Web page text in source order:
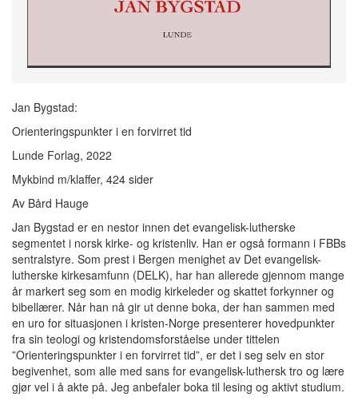
Jan Bygstad:
Orienteringspunkter i en forvirret tid
Lunde Forlag, 2022
Mykbind m/klaffer, 424 sider
Av Bård Hauge
Jan Bygstad er en nestor innen det evangelisk-lutherske
segmentet i norsk kirke- og kristenliv. Han er også formann i FBBs
sentralstyre. Som prest i Bergen menighet av Det evangelisk-
lutherske kirkesamfunn (DELK), har han allerede gjennom mange
år markert seg som en modig kirkeleder og skattet forkynner og
bibellærer. Når han nå gir ut denne boka, der han sammen med
en uro for situasjonen i kristen-Norge presenterer hovedpunkter
fra sin teologi og kristendomsforståelse under tittelen
”Orienteringspunkter i en forvirret tid”, er det i seg selv en stor
begivenhet, som alle med sans for evangelisk-luthersk tro og lære
gjør vel i å akte på. Jeg anbefaler boka til lesing og aktivt studium.